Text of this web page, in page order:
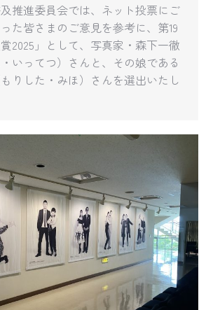
推進委員会では、ネット投票にご
た皆さまのご意見を参考に、第19
2025」として、写真家・森下一徹
・いってつ）さんと、その娘である
りした・みほ）さんを選出いたし